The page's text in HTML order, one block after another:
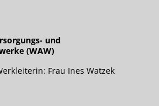
und
(WAW)
Frau Ines Watzek